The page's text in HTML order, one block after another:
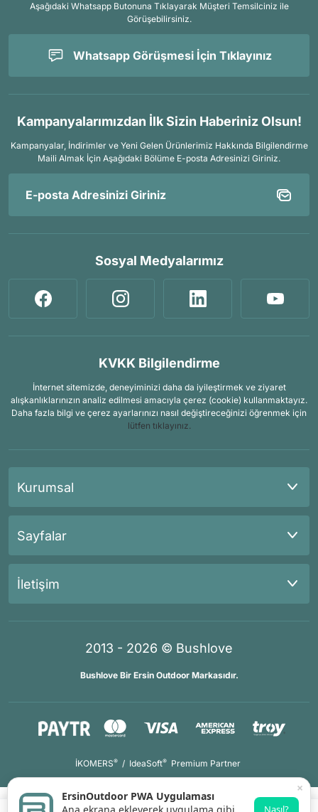
Aşağıdaki Whatsapp Butonuna Tıklayarak Müşteri Temsilciniz ile
Görüşebilirsiniz.
Whatsapp Görüşmesi İçin Tıklayınız
Kampanyalarımızdan İlk Sizin Haberiniz Olsun!
Kampanyalar, İndirimler ve Yeni Gelen Ürünlerimiz Hakkında Bilgilendirme
Maili Almak İçin Aşağıdaki Bölüme E-posta Adresinizi Giriniz.
Sosyal Medyalarımız
KVKK Bilgilendirme
İnternet sitemizde, deneyiminizi daha da iyileştirmek ve ziyaret
alışkanlıklarınızın analiz edilmesi amacıyla çerez (cookie) kullanmaktayız.
Daha fazla bilgi ve çerez ayarlarınızı nasıl değiştireceğinizi öğrenmek için
lütfen tıklayınız.
Kurumsal
Sayfalar
İletişim
2013 - 2026 © Bushlove
Bushlove Bir Ersin Outdoor Markasıdır.
İKOMERS® / IdeaSoft® Premium Partner
×
ErsinOutdoor PWA Uygulaması
Nasıl?